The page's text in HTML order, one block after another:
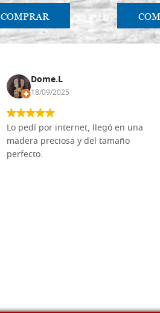
COMPRAR
Dome.L
18/09/2025
Lo pedí por internet, llegó en una
madera preciosa y del tamaño
perfecto.